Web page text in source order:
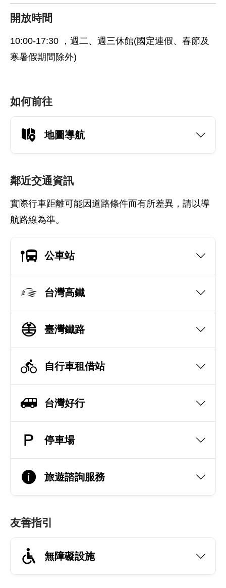
開放時間
10:00-17:30 ，週二、週三休館(國定連假、春節及
寒暑假期間除外)
如何前往
地圖導航
鄰近交通資訊
實際行車距離可能因道路條件而有所差異，請以導
航路線為準。
公車站
台灣高鐵
臺灣鐵路
自行車租借站
台灣好行
停車場
旅遊諮詢服務
友善指引
無障礙設施